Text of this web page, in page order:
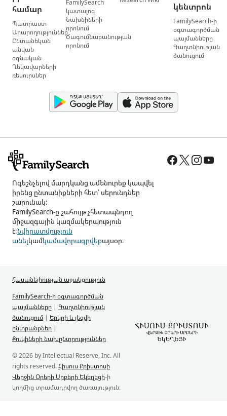
համար
Պատրաստ
Արարողություններ
Ընտանեկան
անվան
օգնական
Ղեկավարների
ռեսուրսներ
FamilySearch
կատալոգ
Նախնիների
որոնում
Ծագումնաբանության
որոնում
կենտրոն
FamilySearch-ի
օգտագործման
պայմանները
Գաղտնիության
ծանուցում
Ոգեշնչելով մարդկանց ամենուրեք կապվել
իրենց ընտանիքների հետ՝ սերունդներ
շարունակ:
FamilySearch-ը շահույթ չհետապնդող
միջազգային կազմակերպություն
է:Նվիրատվություն
անելկամկամավորագրվեքայսօր։
Հասանելիության աջակցություն
FamilySearch-ի օգտագործման
պայմանները | Գաղտնիության
ծանուցում | Երկրի և լեզվի
ընտրանքներ |
Քուկիների նախընտրություններ
© 2026 by Intellectual Reserve, Inc. All
rights reserved.Հիսուս Քրիստոսի
Վերջին Օրերի Սրբերի Եկեղեցի-ի
կողմից տրամադրվող ծառայություն։